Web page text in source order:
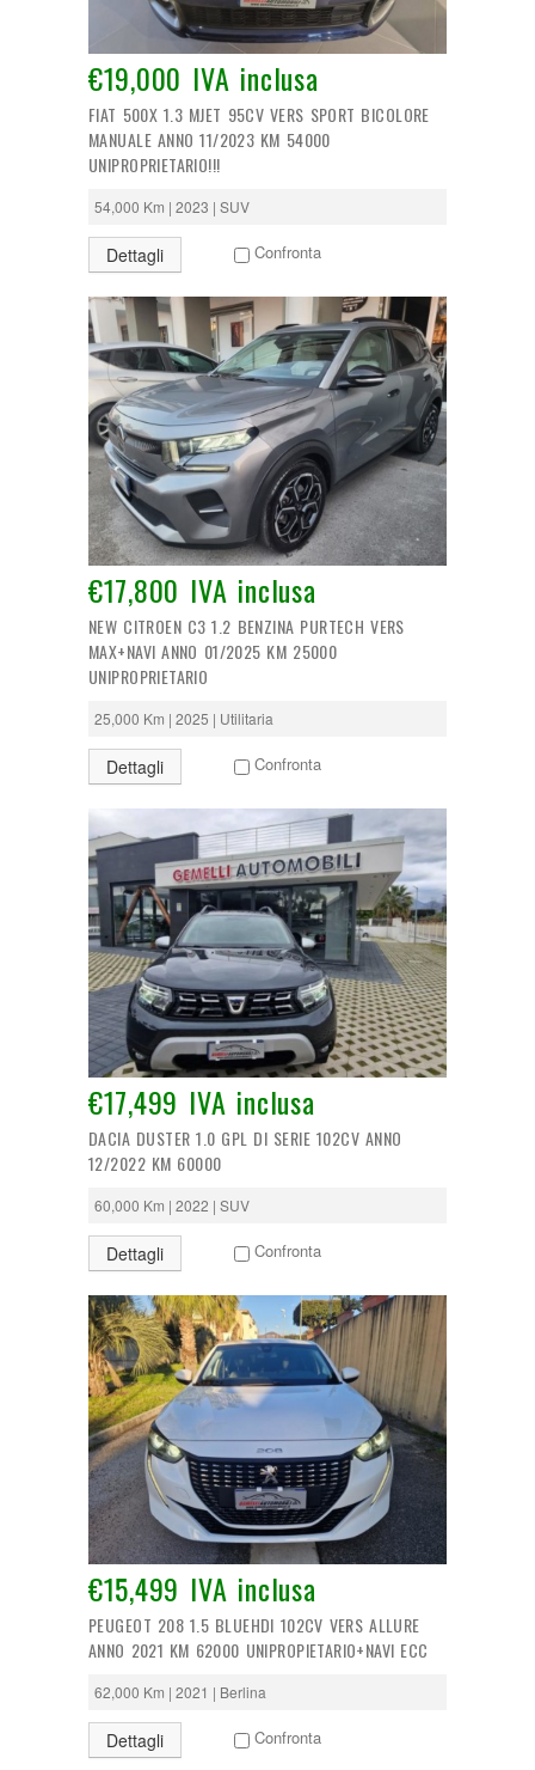
€19,000 IVA inclusa
FIAT 500X 1.3 MJET 95CV VERS SPORT BICOLORE
MANUALE ANNO 11/2023 KM 54000
UNIPROPRIETARIO!!!
54,000 Km | 2023 | SUV
Dettagli Confronta
€17,800 IVA inclusa
NEW CITROEN C3 1.2 BENZINA PURTECH VERS
MAX+NAVI ANNO 01/2025 KM 25000
UNIPROPRIETARIO
25,000 Km | 2025 | Utilitaria
Dettagli Confronta
€17,499 IVA inclusa
DACIA DUSTER 1.0 GPL DI SERIE 102CV ANNO
12/2022 KM 60000
60,000 Km | 2022 | SUV
Dettagli Confronta
€15,499 IVA inclusa
PEUGEOT 208 1.5 BLUEHDI 102CV VERS ALLURE
ANNO 2021 KM 62000 UNIPROPIETARIO+NAVI ECC
62,000 Km | 2021 | Berlina
Dettagli Confronta